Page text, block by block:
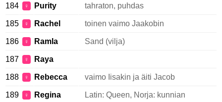
184 ♀ Purity tahraton, puhdas
185 ♀ Rachel toinen vaimo Jaakobin
186 ♀ Ramla Sand (vilja)
187 ♀ Raya
188 ♀ Rebecca vaimo Iisakin ja äiti Jacob
189 ♀ Regina
Latin: Queen, Norja: kunnian